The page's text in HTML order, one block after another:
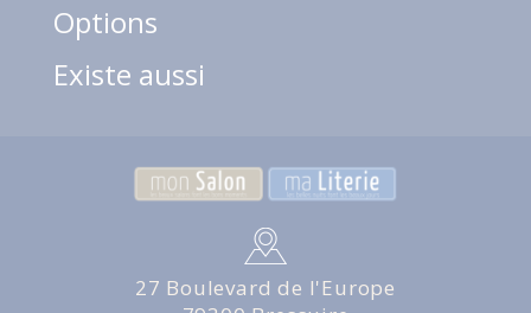
Options
Existe aussi
27 Boulevard de l'Europe